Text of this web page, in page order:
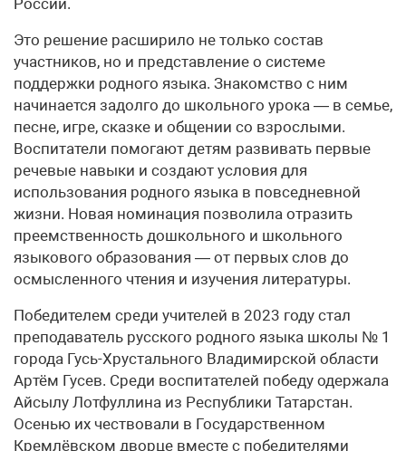
Это решение расширило не только состав
участников, но и представление о системе
поддержки родного языка. Знакомство с ним
начинается задолго до школьного урока — в семье,
песне, игре, сказке и общении со взрослыми.
Воспитатели помогают детям развивать первые
речевые навыки и создают условия для
использования родного языка в повседневной
жизни. Новая номинация позволила отразить
преемственность дошкольного и школьного
языкового образования — от первых слов до
осмысленного чтения и изучения литературы.
Победителем среди учителей в 2023 году стал
преподаватель русского родного языка школы № 1
города Гусь-Хрустального Владимирской области
Артём Гусев. Среди воспитателей победу одержала
Айсылу Лотфуллина из Республики Татарстан.
Осенью их чествовали в Государственном
Кремлёвском дворце вместе с победителями